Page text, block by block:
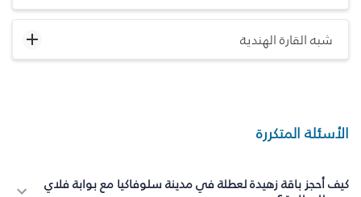
شبه القارة الهندية
الأسئلة المتكررة
كيف أحجز باقة زهيدة لعطلة في مدينة سلوفاكيا مع بوابة فلاي